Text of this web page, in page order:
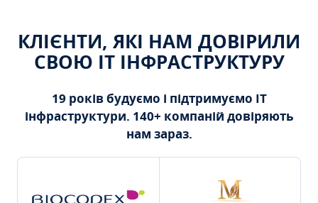
КЛІЄНТИ, ЯКІ НАМ ДОВІРИЛИ
СВОЮ ІТ ІНФРАСТРУКТУРУ
19 років будуємо і підтримуємо ІТ
інфраструктури. 140+ компаній довіряють
нам зараз.